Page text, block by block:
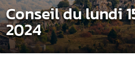
Conseil du lundi
2024